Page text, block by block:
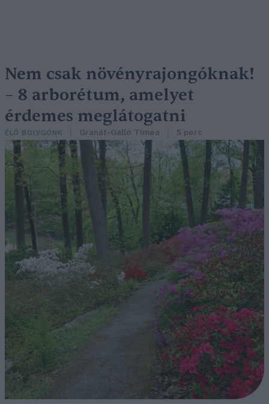
Nem csak növényrajongóknak!
– 8 arborétum, amelyet
érdemes meglátogatni
ÉLŐ BOLYGÓNK Granát-Galló Tímea 5 perc